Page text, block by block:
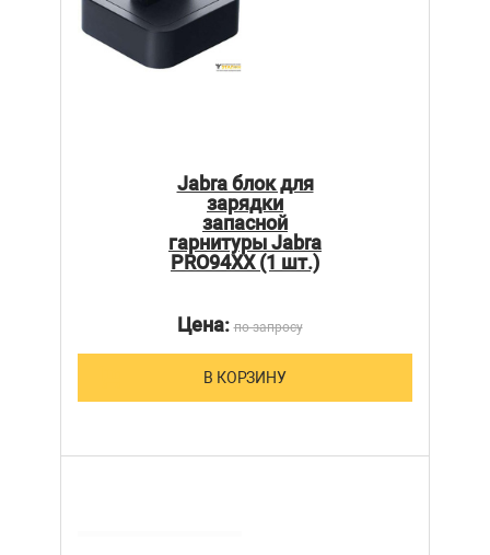
Jabra блок для
зарядки
запасной
гарнитуры Jabra
PRO94XX (1 шт.)
Цена:по запросу
В КОРЗИНУ